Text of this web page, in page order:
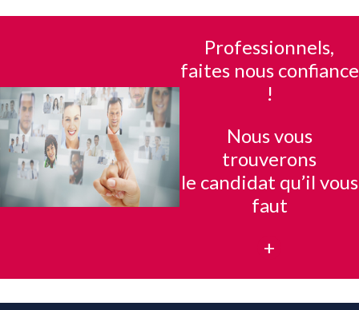
Professionnels,
faites nous confiance
!
Nous vous
trouverons
le candidat qu’il vous
faut
+